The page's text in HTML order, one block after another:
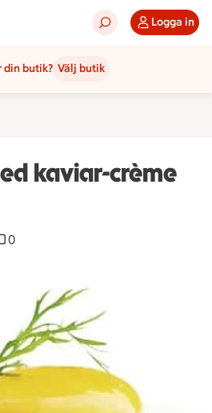
Logga in
din butik? Välj butik
kaviar-crème
har 0 kommentarer
0